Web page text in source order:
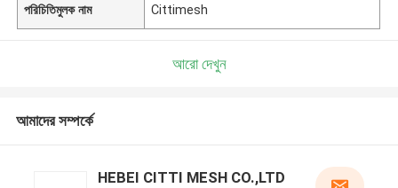
পরিচিতিমুলক নাম Cittimesh
আরো দেখুন
আমাদের সম্পর্কে
HEBEI CITTI MESH CO.,LTD